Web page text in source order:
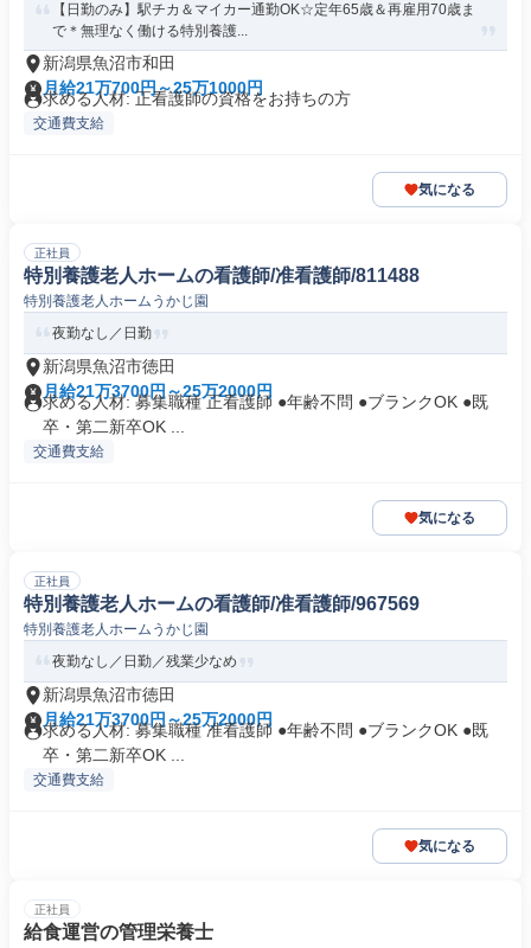
【日勤のみ】駅チカ＆マイカー通勤OK☆定年65歳＆再雇用70歳ま
で＊無理なく働ける特別養護...
新潟県魚沼市和田
月給21万700円～25万1000円
求める人材: 正看護師の資格をお持ちの方
交通費支給
気になる
正社員
特別養護老人ホームの看護師/准看護師/811488
特別養護老人ホームうかじ園
夜勤なし／日勤
新潟県魚沼市徳田
月給21万3700円～25万2000円
求める人材: 募集職種 正看護師 ●年齢不問 ●ブランクOK ●既
卒・第二新卒OK ...
交通費支給
気になる
正社員
特別養護老人ホームの看護師/准看護師/967569
特別養護老人ホームうかじ園
夜勤なし／日勤／残業少なめ
新潟県魚沼市徳田
月給21万3700円～25万2000円
求める人材: 募集職種 准看護師 ●年齢不問 ●ブランクOK ●既
卒・第二新卒OK ...
交通費支給
気になる
正社員
給食運営の管理栄養士